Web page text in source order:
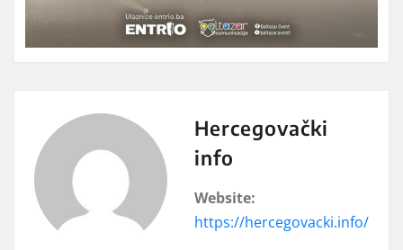
Hercegovački
info
Website:
https://hercegovacki.info/